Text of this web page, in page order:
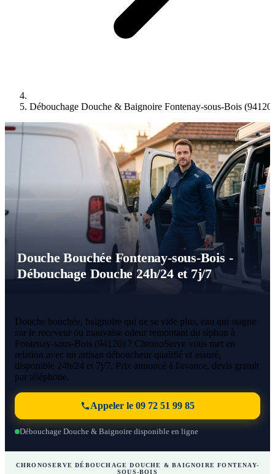
Débouchage Douche & Baignoire Fontenay-sous-Bois (94120)
Douche Bouchée Fontenay-sous-Bois -
Débouchage Douche 24h/24 et 7j/7
Douche bouchée, baignoire qui ne se vide plus, eau qui stagne
sur le receveur ou mauvaise odeur remontant du siphon à
Fontenay-sous-Bois (94120) ? ChronoServe vous met en
relation avec un artisan déboucheur qualifié et assuré,
disponible 24h/24 et 7j/7. Prix annoncé à l'avance, devis gratuit
par téléphone.
Appeler le 09 72 51 99 85
Débouchage Douche & Baignoire disponible en ligne
CHRONOSERVE DÉBOUCHAGE DOUCHE & BAIGNOIRE FONTENAY-
SOUS-BOIS